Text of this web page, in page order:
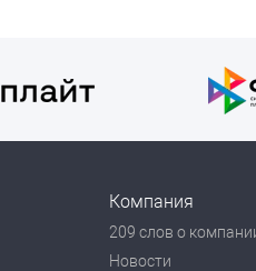
Компания
209 слов о
Новости